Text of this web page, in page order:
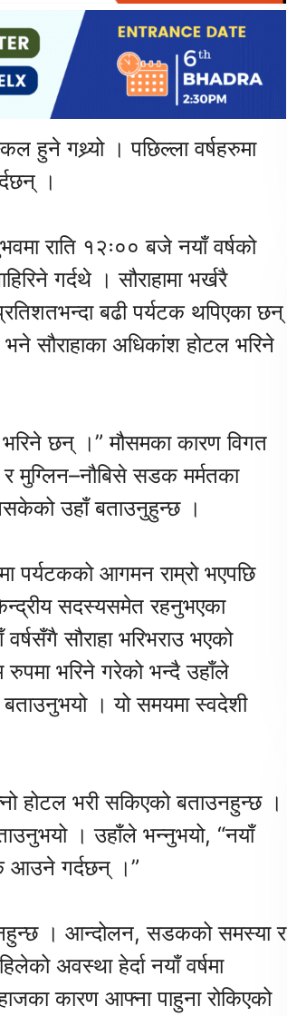
हुने गथ्र्यो । पछिल्ला वर्षहरुमा
।
राति १२ः०० बजे नयाँ वर्षको
गर्दथे । सौराहामा भर्खरै
बढी पर्यटक थपिएका छन्
सौराहाका अधिकांश होटल भरिने
छन् ।” मौसमका कारण विगत
मुग्लिन–नौबिसे सडक मर्मतका
उहाँ बताउनुहुन्छ ।
पर्यटकको आगमन राम्रो भएपछि
सदस्यसमेत रहनुभएका
सौराहा भरिभराउ भएको
भरिने गरेको भन्दै उहाँले
बताउनुभयो । यो समयमा स्वदेशी
होटल भरी सकिएको बताउनहुन्छ ।
। उहाँले भन्नुभयो, “नयाँ
आउने गर्दछन् ।”
। आन्दोलन, सडकको समस्या र
अवस्था हेर्दा नयाँ वर्षमा
कारण आफ्ना पाहुना रोकिएको